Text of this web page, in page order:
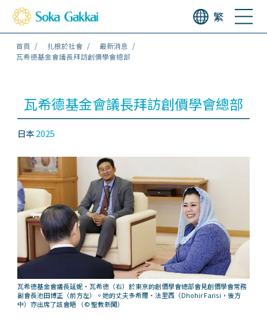
繁
首頁 扎根於社會
最新消息
瓦希德基金會議長拜訪創價學會總部
瓦希德基金會議長拜訪創價學會總部
日本2025
瓦希德基金會議長延妮‧瓦希德（右）於東京的創價學會總部會見創價學會常務
副會長池田博正（前方左）。她的丈夫多希爾‧法里西（Dhohir Farisi，後方
中）亦出席了該會晤 （© 聖教新聞）